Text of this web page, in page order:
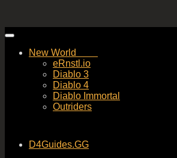
Skip
contentNew World
eRnstl.io
Diablo 3
Diablo 4
Diablo Immortal
Outriders
D4Guides.GG